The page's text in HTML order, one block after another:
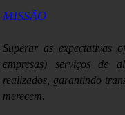
Previdência tem déficit
ministério
MISSÃO
Superar as expectativas o
empresas) serviços de
realizados, garantindo
merecem.